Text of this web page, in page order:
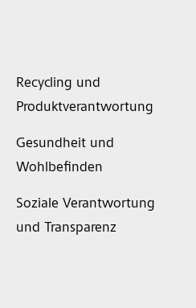
Recycling und
Produktverantwortung
Gesundheit und
Wohlbefinden
Soziale Verantwortung
und Transparenz